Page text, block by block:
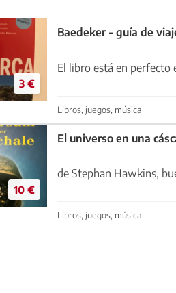
3 €
Baedeker - guía de
El libro está en perfecto
Libros, juegos, música
10 €
El universo en una
de Stephan Hawkins,
Libros, juegos, música